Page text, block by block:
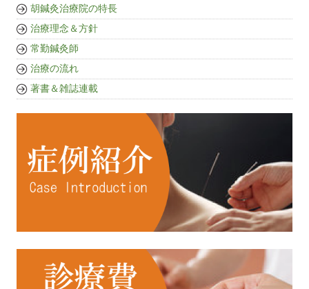
胡鍼灸治療院の特長
治療理念＆方針
常勤鍼灸師
治療の流れ
著書＆雑誌連載